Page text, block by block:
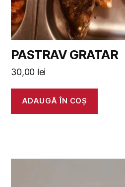
PASTRAV GRATAR
30,00 lei
ADAUGĂ ÎN COȘ